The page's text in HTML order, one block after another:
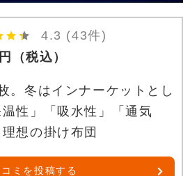
4.3 (43件)
円 （税込）
。冬はインナーケットとし
性」「吸水性」「通気
想の掛け布団
コミを投稿する